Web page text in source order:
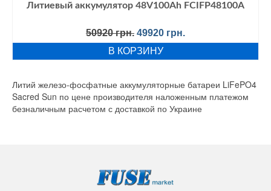
Литиевый аккумулятор 48V100Ah FCIFP48100A
50920грн. Первоначальная
цена
составляла
49920 грн.
цена:
В КОРЗИНУ
Литий железо-фосфатные аккумуляторные батареи LiFePO4
Sacred Sun по цене производителя наложенным платежом
безналичным расчетом с доставкой по Украине